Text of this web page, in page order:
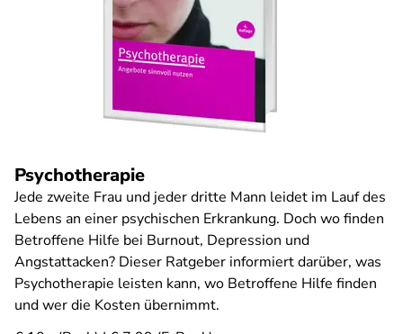
Psychotherapie
Jede zweite Frau und jeder dritte Mann leidet im Lauf des
Lebens an einer psychischen Erkrankung. Doch wo finden
Betroffene Hilfe bei Burnout, Depression und
Angstattacken? Dieser Ratgeber informiert darüber, was
Psychotherapie leisten kann, wo Betroffene Hilfe finden
und wer die Kosten übernimmt.